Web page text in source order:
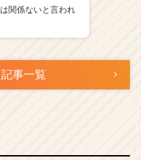
関係ないと言われ
事一覧